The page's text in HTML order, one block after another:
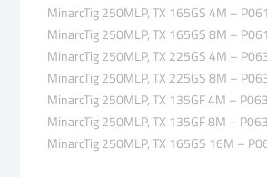
MinarcTig 250MLP, TX 165GS 4M –
MinarcTig 250MLP, TX 165GS 8M –
MinarcTig 250MLP, TX 225GS 4M –
MinarcTig 250MLP, TX 225GS 8M –
MinarcTig 250MLP, TX 135GF 4M –
MinarcTig 250MLP, TX 135GF 8M –
MinarcTig 250MLP, TX 165GS 16M –